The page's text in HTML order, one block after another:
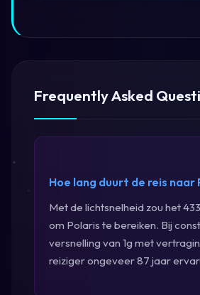
Frequently Asked
Hoe lang duurt de reis naar
Met de lichtsnelheid zou het
om Polaris te bereiken. Bij
versnelling van 1g met
reiziger ongeveer 87 jaar